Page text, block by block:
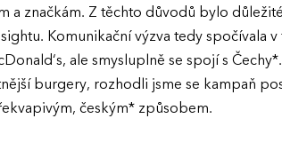
a značkám. Z těchto důvodů bylo
Komunikační výzva tedy spočívala
ale smysluplně se spojí s
burgery, rozhodli jsme se kampaň
českým* způsobem.